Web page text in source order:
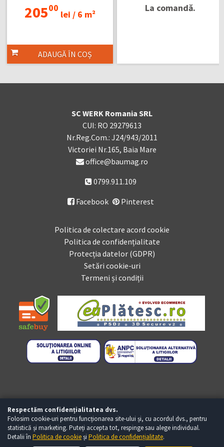
20500
lei / 6 m²
ADAUGĂ ÎN COȘ
La comandă.
SC WERK Romania SRL
CUI: RO 29279613
Nr.Reg.Com.: J24/943/2011
Victoriei Nr.165, Baia Mare
office@baumag.ro
0799.911.109
 Facebook Pinterest
Politica de colectare acord cookie
Politica de confidențialitate
Protecția datelor (GDPR)
Setări cookie-uri
Termeni și condiții
Respectăm confidențialitatea dvs.
Folosim cookie-uri pentru funcționarea site-ului și, cu acordul dvs., pentru
statistică și marketing. Puteți accepta tot, respinge sau alege individual.
Detalii în Politica de cookieși Politica de confidențialitate.